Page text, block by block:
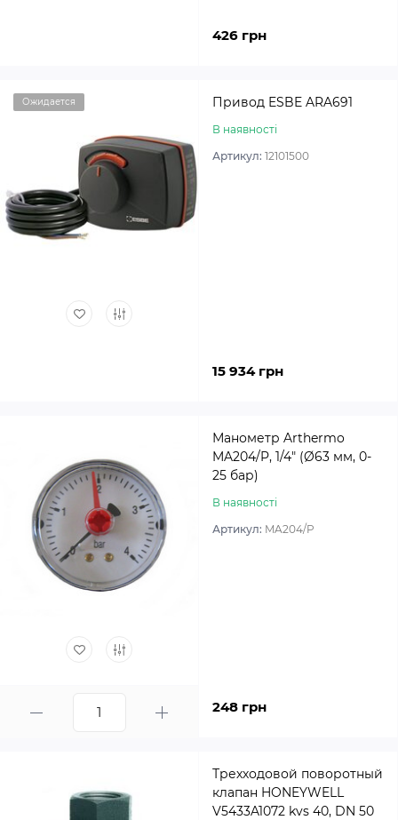
426 грн
Ожидается Привод ESBE ARA691
В наявності
Артикул: 12101500
15 934 грн
Манометр Arthermo
MA204/P, 1/4″ (Ø63 мм, 0-
25 бар)
В наявності
Артикул: MA204/P
248 грн
Трехходовой поворотный
клапан HONEYWELL
V5433A1072 kvs 40, DN 50